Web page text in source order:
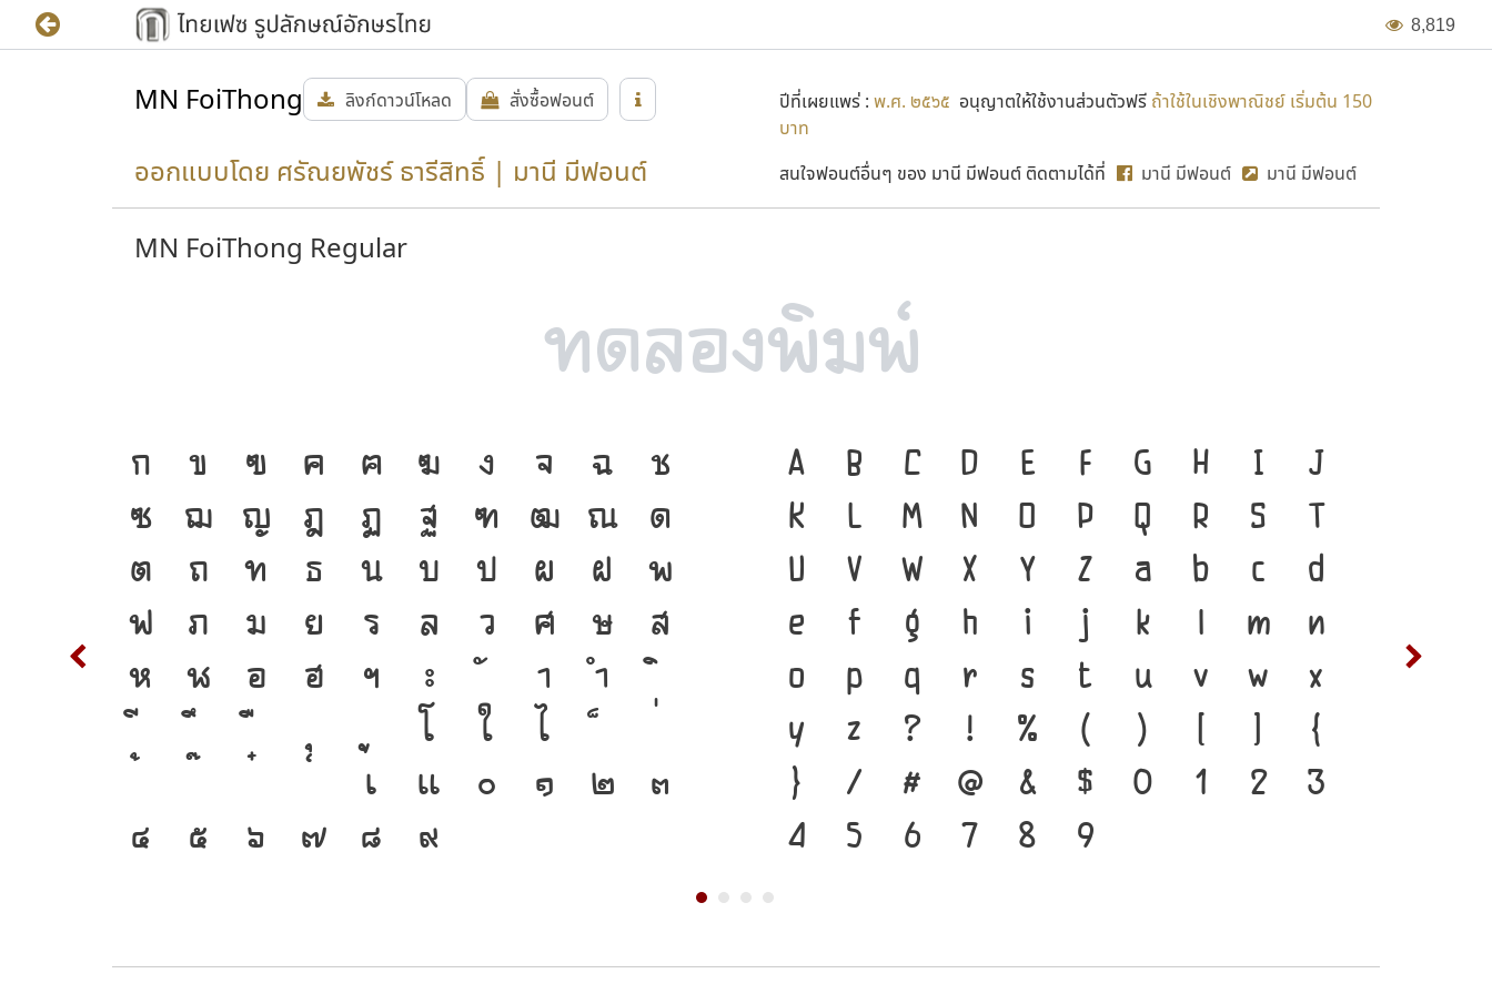
8,819
MN FoiThong ลิงก์ดาวน์โหลด สั่งซื้อฟอนต์ ปีที่เผยแพร่ : พ.ศ. ๒๕๖๕ อนุญาตให้ใช้งานส่วนตัวฟรี ถ้าใช้ในเชิงพาณิชย์ เริ่มต้น 150
บาท
ออกแบบโดย ศรัณยพัชร์ ธารีสิทธิ์ | มานี มีฟอนต์ สนใจฟอนต์อื่นๆ ของ มานี มีฟอนต์ ติดตามได้ที่ มานี มีฟอนต์ มานี มีฟอนต์
MN FoiThong Regular
ก ข ฃ ค ฅ ฆ ง จ ฉ
ช
ซ
ฌ ญ ฎ ฏ ฐ ฑ ฒ ณ
ด
ต
ถ ท ธ น บ ป ผ ฝ
พ
ฟ
ภ ม ย ร ล ว ศ ษ
ส
ห
ฬ อ ฮ ฯ ะ า
ำ
โ
ใ
ไ
เ
แ ๐ ๑ ๒
๓
๔
๕ ๖ ๗ ๘ ๙
A B C D E F G H I
J
K
L M N O P Q R S
T
U
V W X Y Z a b c
d
e
f g h i j k l m
n
o
p q r s t u v w
x
y
z ? ! % ( ) [ ]
{
}
/ # @ & $ 0 1 2
3
4
5 6 7 8 9
ภาษา คือ เครื่องมือสำคัญที่ทำให้ความเป็น
ชาติดำรงอยู่ได้ ภาษา คือ สะพานเชื่อมตัว
ตนของชนชาติ จากอดีตสู่ปัจจุบัน ตัวพิมพ์
คือ เครื่องมือสำคัญที่ทำให้ภาษาดำรงอยู่ได้
แบบตัวพิมพ์ที่พัฒนาทันกระแสการ
เปลี่ยนแปลง คือ โครงสร้างแกร่งของ
สะพานที่เชื่อมตัวตนของชาติ จากปัจจุบันสู่
อนาคต
ห